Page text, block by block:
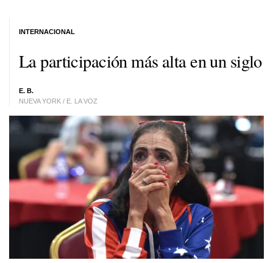
La participación más alta en un siglo
E. B.
NUEVA YORK / E. LA VOZ
INTERNACIONAL